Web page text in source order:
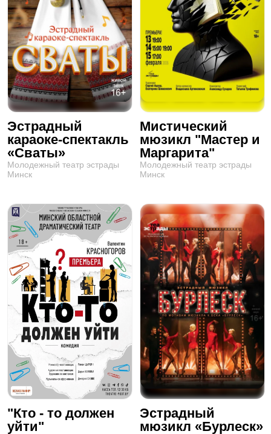
Эстрадный
караоке-спектакль
«Сваты»
Молодежный театр эстрады
Минск
Мистический
мюзикл "Мастер и
Маргарита"
Молодежный театр эстрады
Минск
"Кто - то должен
уйти"
Эстрадный
мюзикл «Бурлеск»